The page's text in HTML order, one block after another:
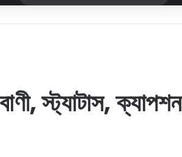
স্ট্যাটাস, ক্যাপশন